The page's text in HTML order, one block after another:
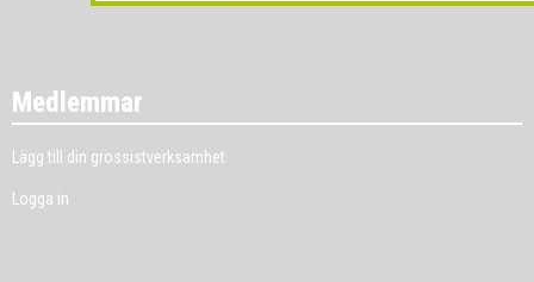
Medlemmar
Lägg till din grossistverksamhet
Logga in